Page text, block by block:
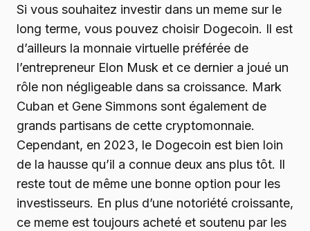
Si vous souhaitez investir dans un meme sur le
long terme, vous pouvez choisir Dogecoin. Il est
d’ailleurs la monnaie virtuelle préférée de
l’entrepreneur Elon Musk et ce dernier a joué un
rôle non négligeable dans sa croissance. Mark
Cuban et Gene Simmons sont également de
grands partisans de cette cryptomonnaie.
Cependant, en 2023, le Dogecoin est bien loin
de la hausse qu’il a connue deux ans plus tôt. Il
reste tout de même une bonne option pour les
investisseurs. En plus d’une notoriété croissante,
ce meme est toujours acheté et soutenu par les